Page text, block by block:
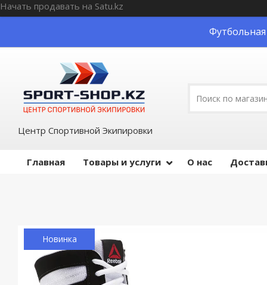
Начать продавать на Satu.kz
Футбольная
Центр Спортивной Экипировки
Главная Товары и услуги О нас
Новинка